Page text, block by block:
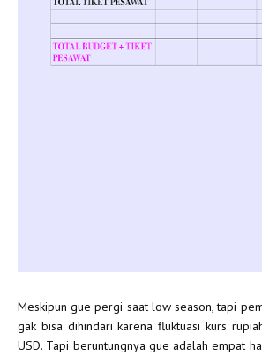
Meskipun gue pergi saat low season, tapi
gak bisa dihindari karena fluktuasi kurs
USD. Tapi beruntungnya gue adalah empat